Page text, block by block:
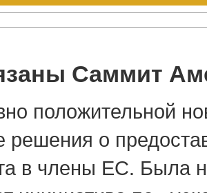
Саммит
положительной
решения о
в члены ЕС. Была